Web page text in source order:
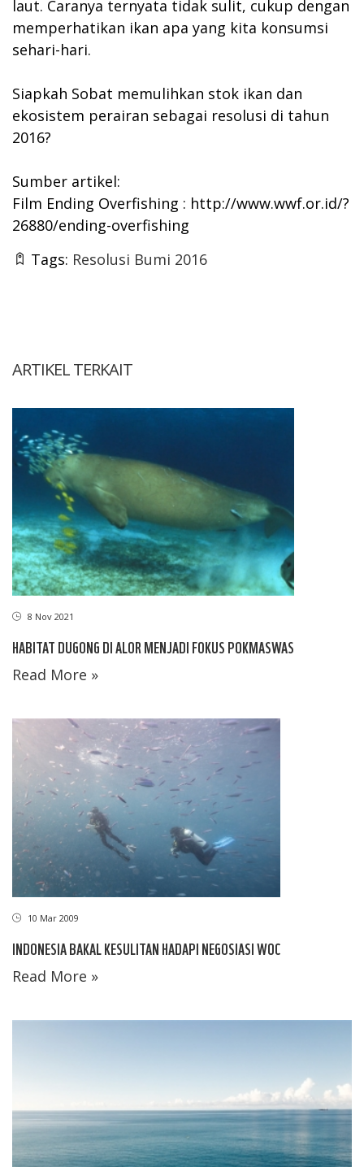
laut. Caranya ternyata tidak sulit, cukup dengan
memperhatikan ikan apa yang kita konsumsi
sehari-hari.
Siapkah Sobat memulihkan stok ikan dan
ekosistem perairan sebagai resolusi di tahun
2016?
Sumber artikel:
Film Ending Overfishing : http://www.wwf.or.id/?
26880/ending-overfishing
Tags: Resolusi Bumi 2016
ARTIKEL TERKAIT
8 Nov 2021
HABITAT DUGONG DI ALOR MENJADI FOKUS POKMASWAS
Read More »
10 Mar 2009
INDONESIA BAKAL KESULITAN HADAPI NEGOSIASI WOC
Read More »